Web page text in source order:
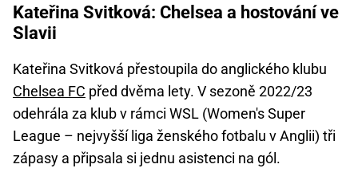
Kateřina Svitková: Chelsea a hostování ve
Slavii
Kateřina Svitková přestoupila do anglického klubu
Chelsea FC před dvěma lety. V sezoně 2022/23
odehrála za klub v rámci WSL (Women's Super
League – nejvyšší liga ženského fotbalu v Anglii) tři
zápasy a připsala si jednu asistenci na gól.